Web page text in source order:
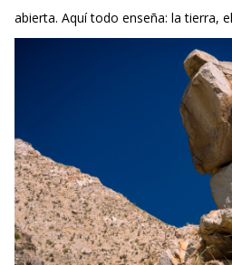
Escultura a Gabriela Mistral @ReyDaluz ©LUZLUX